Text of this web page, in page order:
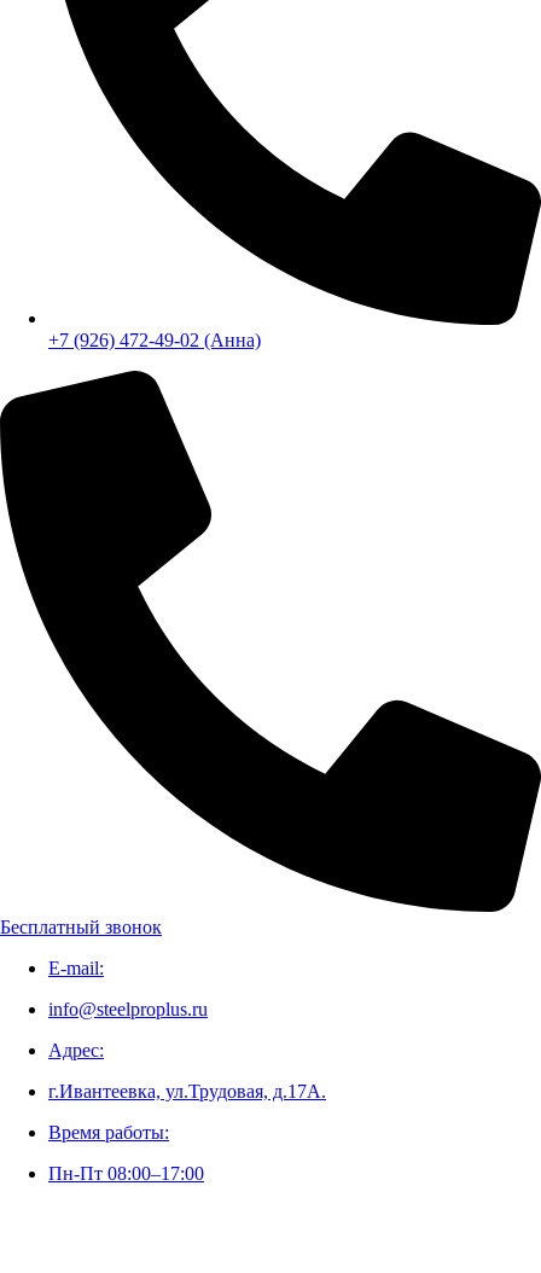
г.Ивантеевка, ул.Трудовая, д.17А.
Время работы:
Пн-Пт 08:00–17:00
+7 (926) 472-49-02 (Анна)
Бесплатный звонок
E-mail:
info@steelproplus.ru
Адрес:
г.Ивантеевка, ул.Трудовая, д.17А.
Время работы:
Пн-Пт 08:00–17:00